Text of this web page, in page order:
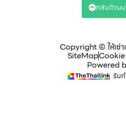
Copyright © ให้เช่
SiteMap
Powered
รับท
กลับด้าน